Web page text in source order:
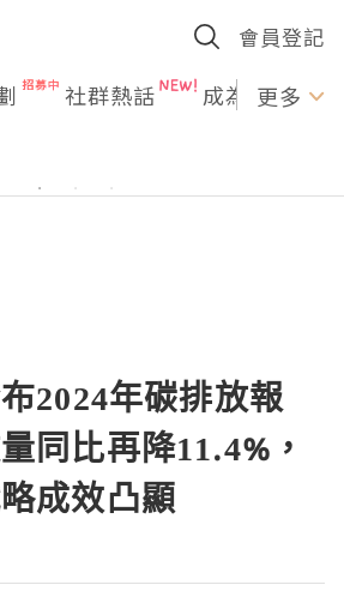
會員登記
社群熱話 成為U更多
2024年碳排放報
同比再降11.4%，
成效凸顯